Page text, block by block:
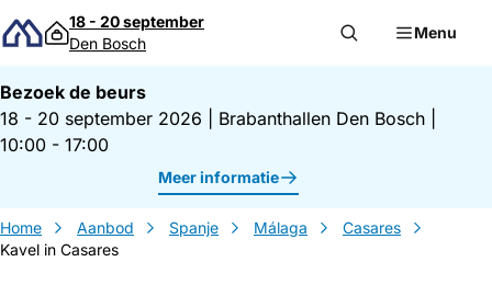
Direct naar inhoud
18 - 20 september
Den Bosch
Menu
Bezoek de beurs
18 - 20 september 2026
Brabanthallen Den Bosch
10:00 - 17:00
Meer informatie
Home Aanbod Spanje Málaga
Casares
Kavel in Casares